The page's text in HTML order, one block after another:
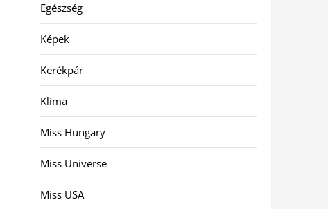
Egészség
Képek
Kerékpár
Klíma
Miss Hungary
Miss Universe
Miss USA